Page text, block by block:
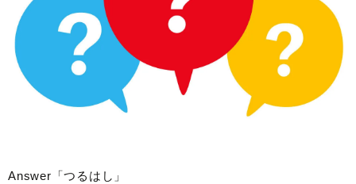
Answer「つるはし」